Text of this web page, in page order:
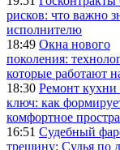
рисков: что важно
исполнителю
18:49 Окна нового
поколения:
которые работают
18:30 Ремонт кухни
ключ: как
комфортное
16:51 Судебный
трещину: Судья по